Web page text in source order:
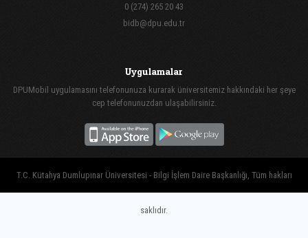
0 (274) 265 20 43
bidb@dpu.edu.tr
Uygulamalar
DPUMobil uygulamasını telefonunuza kurarak üniversitemiz hakkındaki her şeye
cep telefonunuzdan ulaşabilirsiniz.
T.C. Kütahya Dumlupınar Üniversitesi - Bilgi İşlem Daire Başkanlığı, Tüm hakları
saklıdır.